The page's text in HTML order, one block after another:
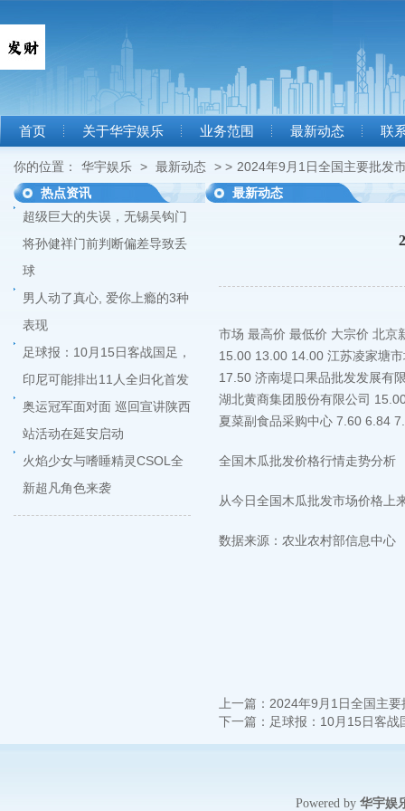
首页 关于华宇娱乐 业务范围 最新动态 联
你的位置： 华宇娱乐 > 最新动态 > > 2024年9月1日全国主要批发
热点资讯
超级巨大的失误，无锡吴钩门
将孙健祥门前判断偏差导致丢
球
男人动了真心, 爱你上瘾的3种
表现
足球报：10月15日客战国足，
印尼可能排出11人全归化首发
奥运冠军面对面 巡回宣讲陕西
站活动在延安启动
火焰少女与嗜睡精灵CSOL全
新超凡角色来袭
最新动态
市场 最高价 最低价 大宗价 北京
15.00 13.00 14.00 江苏凌家塘
17.50 济南堤口果品批发发展有
湖北黄商集团股份有限公司
夏菜副食品采购中心 7.60 6.84
全国木瓜批发价格行情走势分析
从今日全国木瓜批发市场价格上
数据来源：农业农村部信息中心
上一篇： 2024年9月1日全国主
下一篇： 足球报：10月15日客
Powered by 华宇娱